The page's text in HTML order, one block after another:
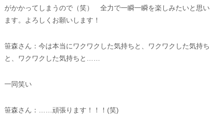
がかかってしまうので（笑） 全力で一瞬一瞬を楽しみたいと思い
ます。よろしくお願いします！
笹森さん：今は本当にワクワクした気持ちと、ワクワクした気持ち
と、ワクワクした気持ちと……
一同笑い
笹森さん：……頑張ります！！！(笑)